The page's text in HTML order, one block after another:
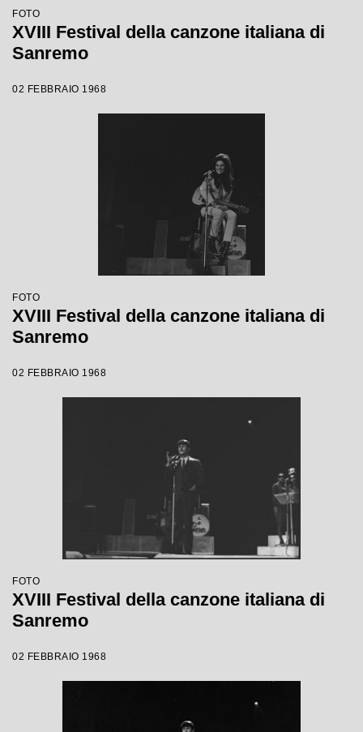
FOTO
XVIII Festival della canzone italiana di
Sanremo
02 FEBBRAIO 1968
FOTO
XVIII Festival della canzone italiana di
Sanremo
02 FEBBRAIO 1968
FOTO
XVIII Festival della canzone italiana di
Sanremo
02 FEBBRAIO 1968